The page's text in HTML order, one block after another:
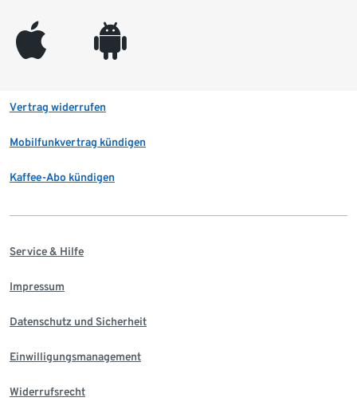
appleinc android
Vertrag widerrufen
Mobilfunkvertrag kündigen
Kaffee-Abo kündigen
Service & Hilfe
Impressum
Datenschutz und Sicherheit
Einwilligungsmanagement
Widerrufsrecht